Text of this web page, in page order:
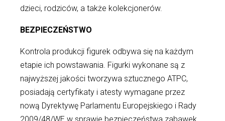
dzieci, rodziców, a także kolekcjonerów.
BEZPIECZEŃSTWO
Kontrola produkcji figurek odbywa się na każdym
etapie ich powstawania. Figurki wykonane są z
najwyższej jakości tworzywa sztucznego ATPC,
posiadają certyfikaty i atesty wymagane przez
nową Dyrektywę Parlamentu Europejskiego i Rady